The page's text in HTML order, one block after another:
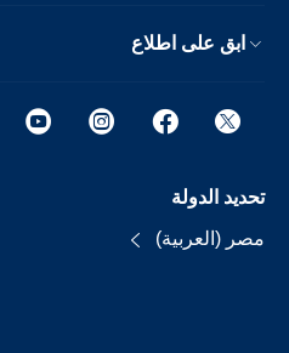
ابق على اطلاع
تحديد الدولة
مصر (العربية)